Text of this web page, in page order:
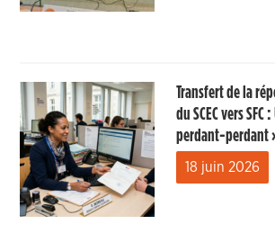
Transfert de la
du SCEC vers
perdant-perdant
18 juin 2026